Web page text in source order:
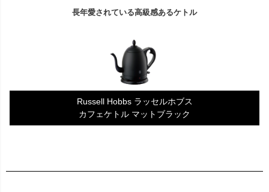
長年愛されている高級感あるケトル
Russell Hobbs ラッセルホブス
カフェケトル マットブラック